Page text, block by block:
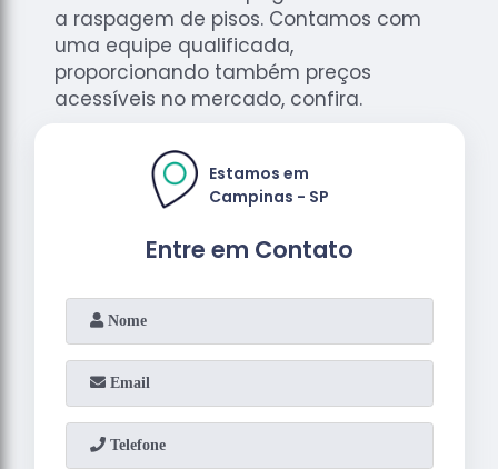
a raspagem de pisos. Contamos com
uma equipe qualificada,
proporcionando também preços
acessíveis no mercado, confira.
Entre em Contato
Estamos em
Campinas - SP